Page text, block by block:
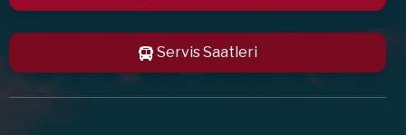
Servis Saatleri